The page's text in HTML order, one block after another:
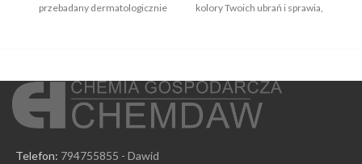
przebadany dermatologicznie
kolory Twoich ubrań i sprawia,
Telefon: 794755855 - Dawid